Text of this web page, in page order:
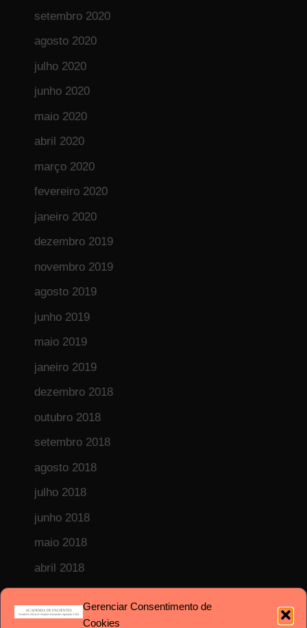
Gerenciar Consentimento de
Cookies
setembro 2020
agosto 2020
julho 2020
junho 2020
maio 2020
abril 2020
março 2020
fevereiro 2020
janeiro 2020
dezembro 2019
novembro 2019
agosto 2019
junho 2019
maio 2019
janeiro 2019
dezembro 2018
outubro 2018
setembro 2018
agosto 2018
julho 2018
junho 2018
maio 2018
abril 2018
fevereiro 2018
janeiro 2018